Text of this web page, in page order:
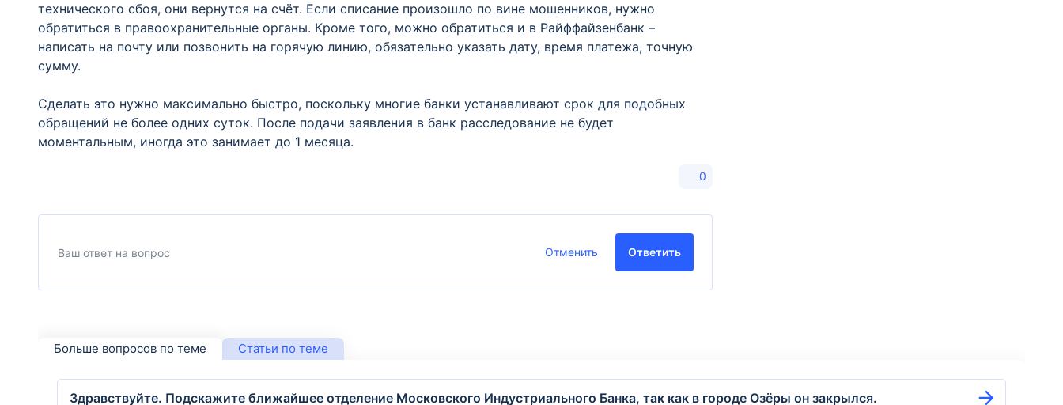
технического сбоя, они вернутся на счёт. Если списание произошло по вине мошенников, нужно
обратиться в правоохранительные органы. Кроме того, можно обратиться и в Райффайзенбанк –
написать на почту или позвонить на горячую линию, обязательно указать дату, время платежа, точную
сумму.
Сделать это нужно максимально быстро, поскольку многие банки устанавливают срок для подобных
обращений не более одних суток. После подачи заявления в банк расследование не будет
моментальным, иногда это занимает до 1 месяца.
0
Отменить Ответить
Больше вопросов по теме Статьи по теме
Здравствуйте. Подскажите ближайшее отделение Московского Индустриального Банка, так как в городе Озёры он закрылся.